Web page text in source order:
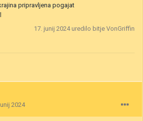
pripravljena pogajat
17. junij 2024uredilo bitje VonGriffin
2024